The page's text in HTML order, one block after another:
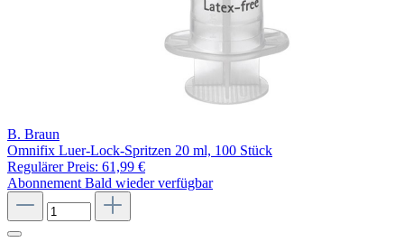
B. Braun
Omnifix Luer-Lock-Spritzen 20 ml, 100 Stück
Regulärer Preis: 61,99 €
Abonnement Bald wieder verfügbar